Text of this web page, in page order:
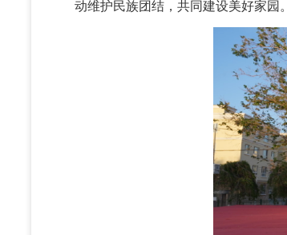
动维护民族团结，共同建设美好家园。